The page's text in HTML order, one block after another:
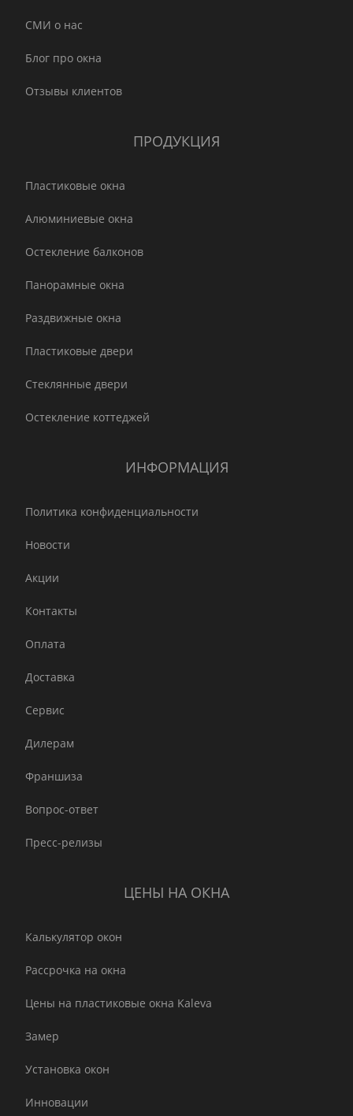
СМИ о нас
Блог про окна
Отзывы клиентов
ПРОДУКЦИЯ
Пластиковые окна
Алюминиевые окна
Остекление балконов
Панорамные окна
Раздвижные окна
Пластиковые двери
Стеклянные двери
Остекление коттеджей
ИНФОРМАЦИЯ
Политика конфиденциальности
Новости
Акции
Контакты
Оплата
Доставка
Сервис
Дилерам
Франшиза
Вопрос-ответ
Пресс-релизы
ЦЕНЫ НА ОКНА
Калькулятор окон
Рассрочка на окна
Цены на пластиковые окна Kaleva
Замер
Установка окон
Инновации